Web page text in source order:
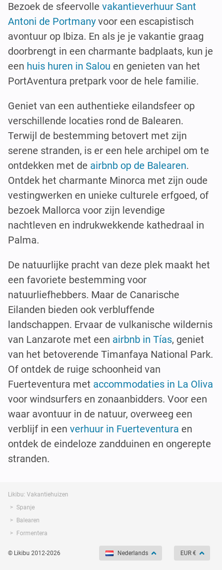
Bezoek de sfeervolle vakantieverhuur Sant
Antoni de Portmany voor een escapistisch
avontuur op Ibiza. En als je je vakantie graag
doorbrengt in een charmante badplaats, kun je
een huis huren in Salou en genieten van het
PortAventura pretpark voor de hele familie.
Geniet van een authentieke eilandsfeer op
verschillende locaties rond de Balearen.
Terwijl de bestemming betovert met zijn
serene stranden, is er een hele archipel om te
ontdekken met de airbnb op de Balearen.
Ontdek het charmante Minorca met zijn oude
vestingwerken en unieke culturele erfgoed, of
bezoek Mallorca voor zijn levendige
nachtleven en indrukwekkende kathedraal in
Palma.
De natuurlijke pracht van deze plek maakt het
een favoriete bestemming voor
natuurliefhebbers. Maar de Canarische
Eilanden bieden ook verbluffende
landschappen. Ervaar de vulkanische wildernis
van Lanzarote met een airbnb in Tías, geniet
van het betoverende Timanfaya National Park.
Of ontdek de ruige schoonheid van
Fuerteventura met accommodaties in La Oliva
voor windsurfers en zonaanbidders. Voor een
waar avontuur in de natuur, overweeg een
verblijf in een verhuur in Fuerteventura en
ontdek de eindeloze zandduinen en ongerepte
stranden.
Likibu: Vakantiehuizen
Spanje
Balearen
Formentera
© Likibu 2012-2026 Nederlands EUR €